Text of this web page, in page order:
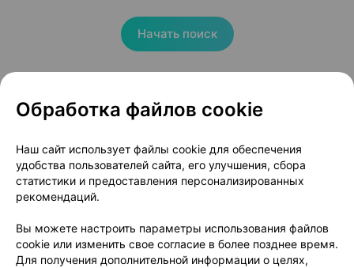
Начать поиск
Популярные товары
Обработка файлов cookie
Наш сайт использует файлы cookie для обеспечения
удобства пользователей сайта, его улучшения, сбора
статистики и предоставления персонализированных
рекомендаций.
Вы можете настроить параметры использования файлов
cookie или изменить свое согласие в более позднее время.
Для получения дополнительной информации о целях,